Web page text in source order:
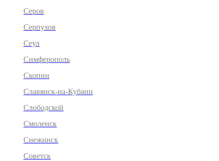
Серов
Серпухов
Сеул
Симферополь
Скопин
Славянск-на-Кубани
Слободской
Смоленск
Снежинск
Советск